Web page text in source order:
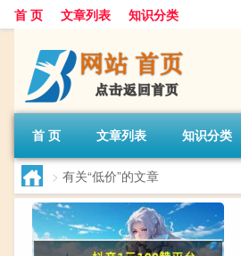
首 页 文章列表 知识分类
首 页 文章列表 知识分类
> 有关“低价”的文章